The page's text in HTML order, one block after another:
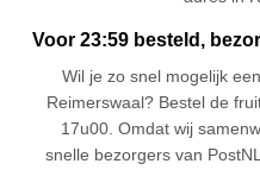
Voor 23:59 besteld,
Wil je zo snel mogelijk
Reimerswaal? Bestel de
17u00. Omdat wij
snelle bezorgers van